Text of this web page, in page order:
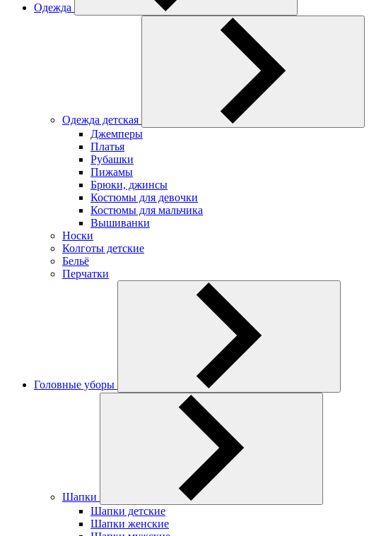
Одежда
Одежда детская
Джемперы
Платья
Рубашки
Пижамы
Брюки, джинсы
Костюмы для девочки
Костюмы для мальчика
Вышиванки
Носки
Колготы детские
Бельё
Перчатки
Головные уборы
Шапки
Шапки детские
Шапки женские